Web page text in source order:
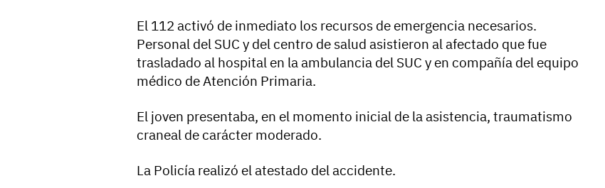
El 112 activó de inmediato los recursos de emergencia necesarios.
Personal del SUC y del centro de salud asistieron al afectado que fue
trasladado al hospital en la ambulancia del SUC y en compañía del equipo
médico de Atención Primaria.
El joven presentaba, en el momento inicial de la asistencia, traumatismo
craneal de carácter moderado.
La Policía realizó el atestado del accidente.